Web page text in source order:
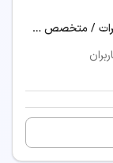
فلوشیپ جراحی دیسک و ستون فقرات / متخصص جراحی مغز و اعصاب